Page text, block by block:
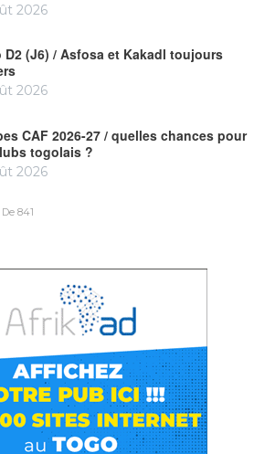
2026
D2 (J6) / Asfosa et Kakadl toujours
2026
CAF 2026-27 / quelles chances pour
togolais ?
2026
De 841